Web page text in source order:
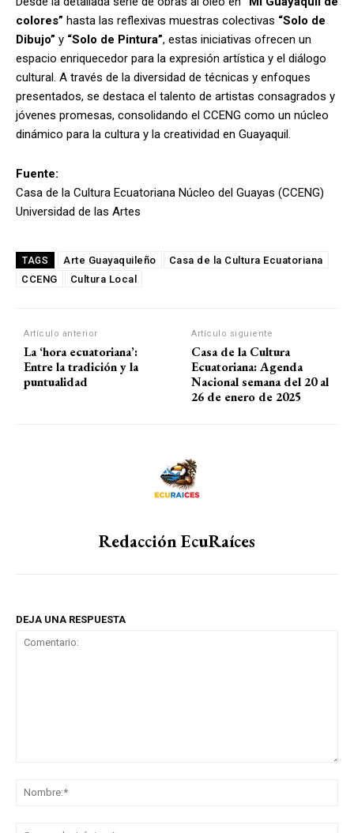
colores” hasta las reflexivas muestras colectivas “Solo de
Dibujo” y “Solo de Pintura”, estas iniciativas ofrecen un
espacio enriquecedor para la expresión artística y el diálogo
cultural. A través de la diversidad de técnicas y enfoques
presentados, se destaca el talento de artistas consagrados y
jóvenes promesas, consolidando el CCENG como un núcleo
dinámico para la cultura y la creatividad en Guayaquil.
Fuente:
Casa de la Cultura Ecuatoriana Núcleo del Guayas (CCENG)
Universidad de las Artes
TAGS Arte Guayaquileño
Casa de la Cultura Ecuatoriana
CCENG
Cultura Local
Artículo anterior
La ‘hora ecuatoriana’:
Entre la tradición y la
puntualidad
Artículo siguiente
Casa de la Cultura
Ecuatoriana: Agenda
Nacional semana del 20 al
26 de enero de 2025
Redacción EcuRaíces
DEJA UNA RESPUESTA